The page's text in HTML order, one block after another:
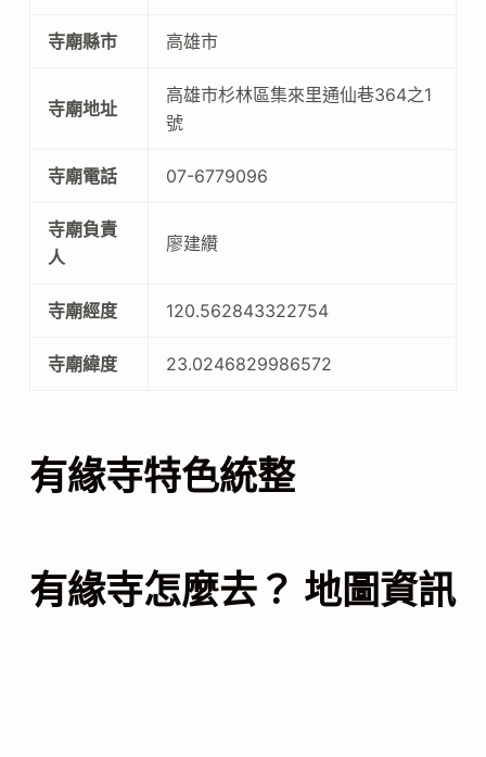
寺廟縣市 高雄市
寺廟地址
高雄市杉林區集來里通仙巷364之1
號
寺廟電話 07-6779096
寺廟負責
人
廖建纘
寺廟經度 120.562843322754
寺廟緯度 23.0246829986572
有緣寺特色統整
有緣寺怎麼去？ 地圖資訊